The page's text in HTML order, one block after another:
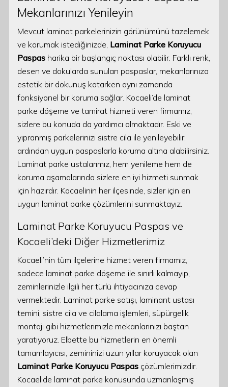
Mekanlarınızı Yenileyin
Mevcut laminat parkelerinizin görünümünü tazelemek
ve korumak istediğinizde, Laminat Parke Koruyucu
Paspas harika bir başlangıç noktası olabilir. Farklı renk,
desen ve dokularda sunulan paspaslar, mekanlarınıza
estetik bir dokunuş katarken aynı zamanda
fonksiyonel bir koruma sağlar. Kocaeli’de laminat
parke döşeme ve tamirat hizmeti veren firmamız,
sizlere bu konuda da yardımcı olmaktadır. Eski ve
yıpranmış parkelerinizi sistre cila ile yenileyebilir,
ardından uygun paspaslarla koruma altına alabilirsiniz.
Laminat parke ustalarımız, hem yenileme hem de
koruma aşamalarında sizlere en iyi hizmeti sunmak
için hazırdır. Kocaelinin her ilçesinde, sizler için en
uygun laminat parke çözümlerini sunmaktayız.
Laminat Parke Koruyucu Paspas ve
Kocaeli’deki Diğer Hizmetlerimiz
Kocaeli’nin tüm ilçelerine hizmet veren firmamız,
sadece laminat parke döşeme ile sınırlı kalmayıp,
zeminlerinizle ilgili her türlü ihtiyacınıza cevap
vermektedir. Laminat parke satışı, laminant ustası
temini, sistre cila ve cilalama işlemleri, süpürgelik
montajı gibi hizmetlerimizle mekanlarınızı baştan
yaratıyoruz. Elbette bu hizmetlerin en önemli
tamamlayıcısı, zemininizi uzun yıllar koruyacak olan
Laminat Parke Koruyucu Paspas çözümlerimizdir.
Kocaelide laminat parke konusunda uzmanlaşmış